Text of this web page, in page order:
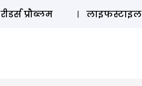
रीडर्स प्रौब्लम लाइफस्टाइल